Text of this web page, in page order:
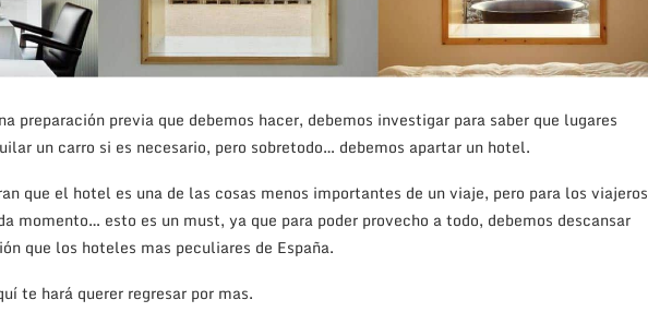
preparación previa que debemos hacer, debemos investigar para saber que lugares
un carro si es necesario, pero sobretodo… debemos apartar un hotel.
que el hotel es una de las cosas menos importantes de un viaje, pero para los viajeros
momento… esto es un must, ya que para poder provecho a todo, debemos descansar
que los hoteles mas peculiares de España.
te hará querer regresar por mas.